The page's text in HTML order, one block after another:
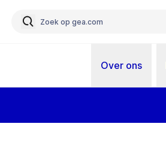
Over ons